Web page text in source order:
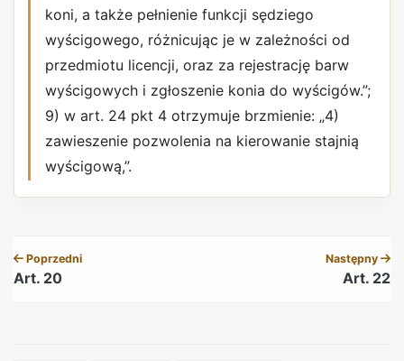
koni, a także pełnienie funkcji sędziego
wyścigowego, różnicując je w zależności od
przedmiotu licencji, oraz za rejestrację barw
wyścigowych i zgłoszenie konia do wyścigów.”;
9) w art. 24 pkt 4 otrzymuje brzmienie: „4)
zawieszenie pozwolenia na kierowanie stajnią
wyścigową,”.
Poprzedni
Art. 20
Następny
Art. 22